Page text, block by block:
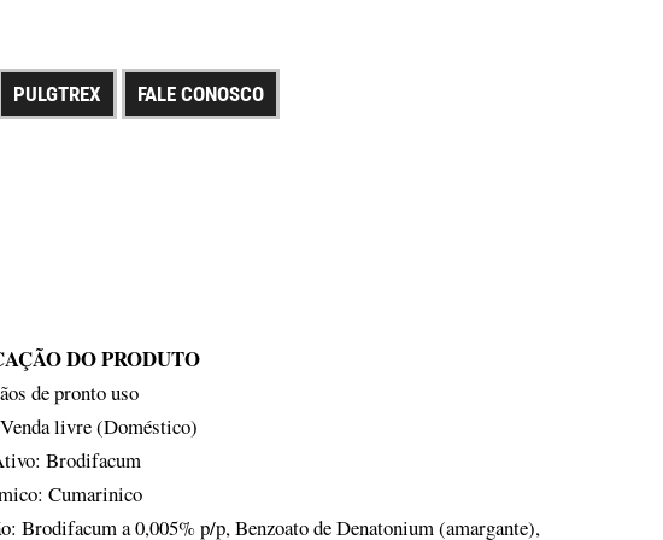
PULGTREX FALE CONOSCO
DO PRODUTO
de pronto uso
livre (Doméstico)
Brodifacum
Cumarinico
Brodifacum a 0,005% p/p, Benzoato de Denatonium (amargante),